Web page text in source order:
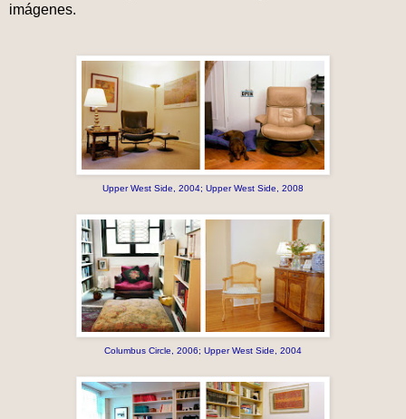
imágenes.
Upper West Side, 2004; Upper West Side, 2008
Columbus Circle, 2006; Upper West Side, 2004